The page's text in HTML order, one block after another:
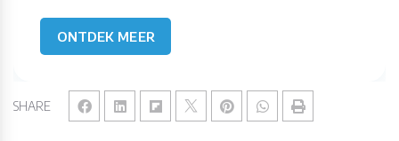
SHARE
ONTDEK MEER